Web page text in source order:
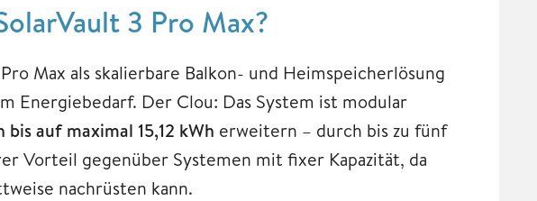
3 Pro Max?
Max als skalierbare Balkon- und Heimspeicherlösung
Energiebedarf. Der Clou: Das System ist modular
bis auf maximal 15,12 kWh erweitern – durch bis zu fünf
Vorteil gegenüber Systemen mit fixer Kapazität, da
nachrüsten kann.